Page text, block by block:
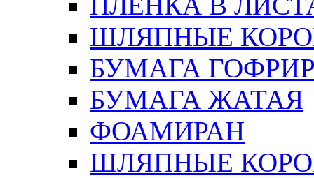
ШЛЯПНЫЕ
БУМАГА
БУМАГА ЖАТАЯ
ФОАМИРАН
ШЛЯПНЫЕ